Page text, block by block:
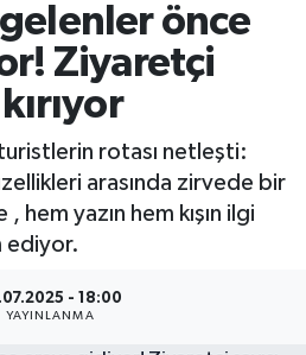
önce
Ziyaretçi
rotası netleşti:
arasında zirvede bir
hem yazın hem kışın ilgi
ediyor.
- 18:00
YAYINLANMA